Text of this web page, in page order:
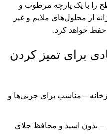
را با یک پارچه مرطوب و
از محلول‌های ملایم و غیر
خواهد کرد.
برای تمیز کردن
– مناسب برای چربی‌ها و
– بدون اسید و محافظ جلای